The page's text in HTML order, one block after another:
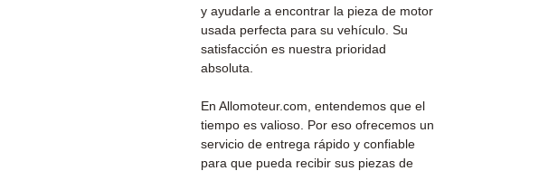
y ayudarle a encontrar la pieza de motor
usada perfecta para su vehículo. Su
satisfacción es nuestra prioridad
absoluta.
En Allomoteur.com, entendemos que el
tiempo es valioso. Por eso ofrecemos un
servicio de entrega rápido y confiable
para que pueda recibir sus piezas de